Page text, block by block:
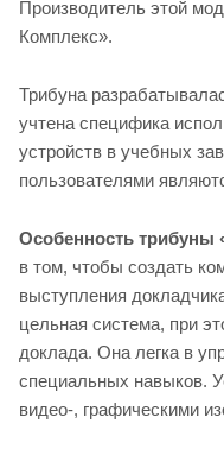
Производитель этой
Комплекс».
Трибуна
учтена специфика
устройств в учебных
пользователями
Особенность трибуны
в том, чтобы создать
выступления
цельная система, при
доклада. Она легка в
специальных навыков.
видео-, графическими